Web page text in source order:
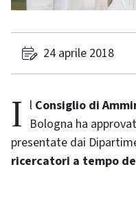
24 aprile 2018
Il Consiglio di
Bologna ha
presentate dai
ricercatori a tempo